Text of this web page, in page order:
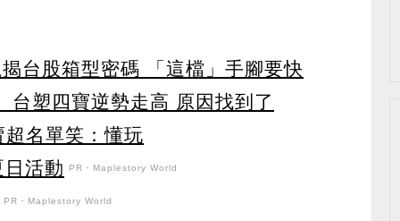
台股箱型密碼 「這檔」手腳要快
台塑四寶逆勢走高 原因找到了
名單笑：懂玩
活動
PR・Maplestory World
PR・Maplestory World